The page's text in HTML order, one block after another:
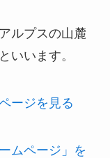
ルプスの山麓
いいます。
ージを見る
ムページ」を